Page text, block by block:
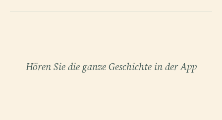
Hören Sie die ganze Geschichte in der App